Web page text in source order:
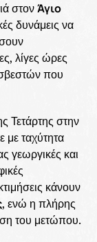
στονΆγιο
δυνάμεις να
λίγες ώρες
που
Τετάρτης στην
με ταχύτητα
γεωργικές και
κάνουν
, ενώ η πλήρης
του μετώπου.